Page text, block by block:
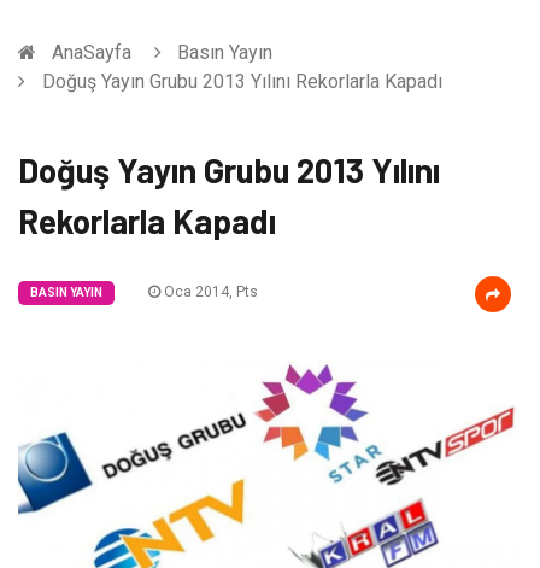
AnaSayfa
Basın Yayın
Doğuş Yayın Grubu 2013 Yılını Rekorlarla Kapadı
Doğuş Yayın Grubu 2013 Yılını
Rekorlarla Kapadı
BASIN YAYIN Oca 2014, Pts